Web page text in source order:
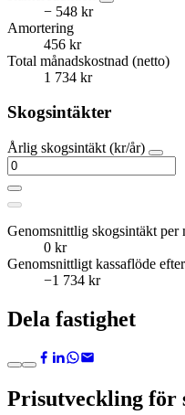
− 548 kr
Amortering
456 kr
Total månadskostnad (netto)
1 734 kr
Skogsintäkter
Årlig skogsintäkt (kr/år)
Genomsnittlig skogsintäkt per
0 kr
Genomsnittligt kassaflöde
−1 734 kr
Dela fastighet
Prisutveckling för